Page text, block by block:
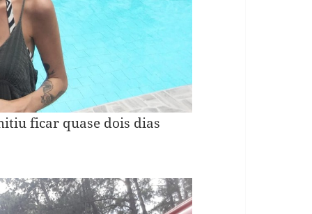
ficar quase dois dias